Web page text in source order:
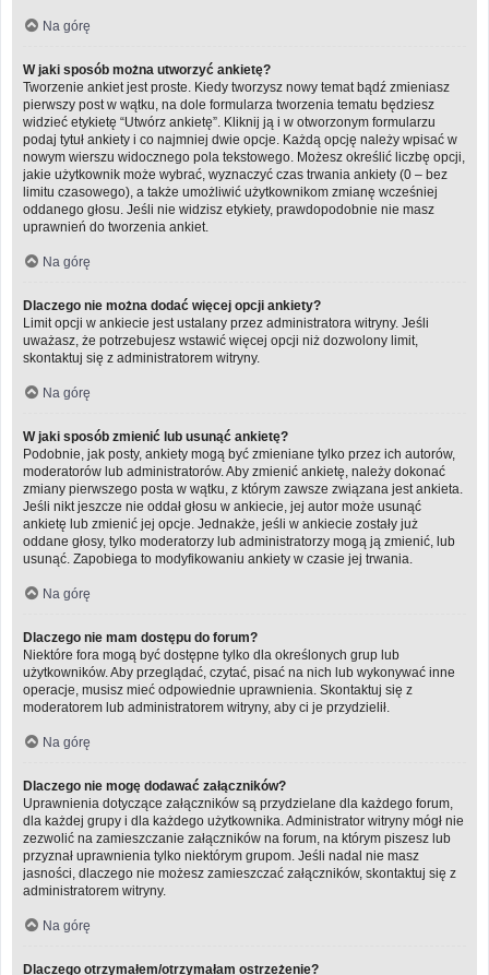
Na górę
W jaki sposób można utworzyć ankietę?
Tworzenie ankiet jest proste. Kiedy tworzysz nowy temat bądź zmieniasz
pierwszy post w wątku, na dole formularza tworzenia tematu będziesz
widzieć etykietę “Utwórz ankietę”. Kliknij ją i w otworzonym formularzu
podaj tytuł ankiety i co najmniej dwie opcje. Każdą opcję należy wpisać w
nowym wierszu widocznego pola tekstowego. Możesz określić liczbę opcji,
jakie użytkownik może wybrać, wyznaczyć czas trwania ankiety (0 – bez
limitu czasowego), a także umożliwić użytkownikom zmianę wcześniej
oddanego głosu. Jeśli nie widzisz etykiety, prawdopodobnie nie masz
uprawnień do tworzenia ankiet.
Na górę
Dlaczego nie można dodać więcej opcji ankiety?
Limit opcji w ankiecie jest ustalany przez administratora witryny. Jeśli
uważasz, że potrzebujesz wstawić więcej opcji niż dozwolony limit,
skontaktuj się z administratorem witryny.
Na górę
W jaki sposób zmienić lub usunąć ankietę?
Podobnie, jak posty, ankiety mogą być zmieniane tylko przez ich autorów,
moderatorów lub administratorów. Aby zmienić ankietę, należy dokonać
zmiany pierwszego posta w wątku, z którym zawsze związana jest ankieta.
Jeśli nikt jeszcze nie oddał głosu w ankiecie, jej autor może usunąć
ankietę lub zmienić jej opcje. Jednakże, jeśli w ankiecie zostały już
oddane głosy, tylko moderatorzy lub administratorzy mogą ją zmienić, lub
usunąć. Zapobiega to modyfikowaniu ankiety w czasie jej trwania.
Na górę
Dlaczego nie mam dostępu do forum?
Niektóre fora mogą być dostępne tylko dla określonych grup lub
użytkowników. Aby przeglądać, czytać, pisać na nich lub wykonywać inne
operacje, musisz mieć odpowiednie uprawnienia. Skontaktuj się z
moderatorem lub administratorem witryny, aby ci je przydzielił.
Na górę
Dlaczego nie mogę dodawać załączników?
Uprawnienia dotyczące załączników są przydzielane dla każdego forum,
dla każdej grupy i dla każdego użytkownika. Administrator witryny mógł nie
zezwolić na zamieszczanie załączników na forum, na którym piszesz lub
przyznał uprawnienia tylko niektórym grupom. Jeśli nadal nie masz
jasności, dlaczego nie możesz zamieszczać załączników, skontaktuj się z
administratorem witryny.
Na górę
Dlaczego otrzymałem/otrzymałam ostrzeżenie?